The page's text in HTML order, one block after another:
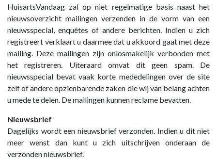
HuisartsVandaag zal op niet regelmatige basis naast het
nieuwsoverzicht mailingen verzenden in de vorm van een
nieuwsspecial, enquêtes of andere berichten. Indien u zich
registreert verklaart u daarmee dat u akkoord gaat met deze
mailing. Deze mailingen zijn onlosmakelijk verbonden met
het registreren. Uiteraard omvat dit geen spam. De
nieuwsspecial bevat vaak korte mededelingen over de site
zelf of andere opzienbarende zaken die wij van belang achten
u mede te delen. De mailingen kunnen reclame bevatten.
Nieuwsbrief
Dagelijks wordt een nieuwsbrief verzonden. Indien u dit niet
meer wenst dan kunt u zich uitschrijven onderaan de
verzonden nieuwsbrief.